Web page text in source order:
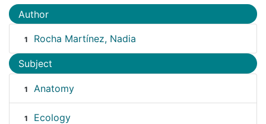
Author
1 Rocha Martínez, Nadia
Subject
1 Anatomy
1 Ecology